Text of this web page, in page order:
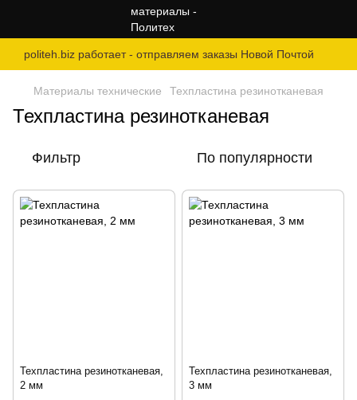
politeh.biz работает - отправляем заказы Новой Почтой
Материалы технические Техпластина резинотканевая
Техпластина резинотканевая
Фильтр По популярности
Техпластина резинотканевая,
2 мм
Техпластина резинотканевая,
3 мм